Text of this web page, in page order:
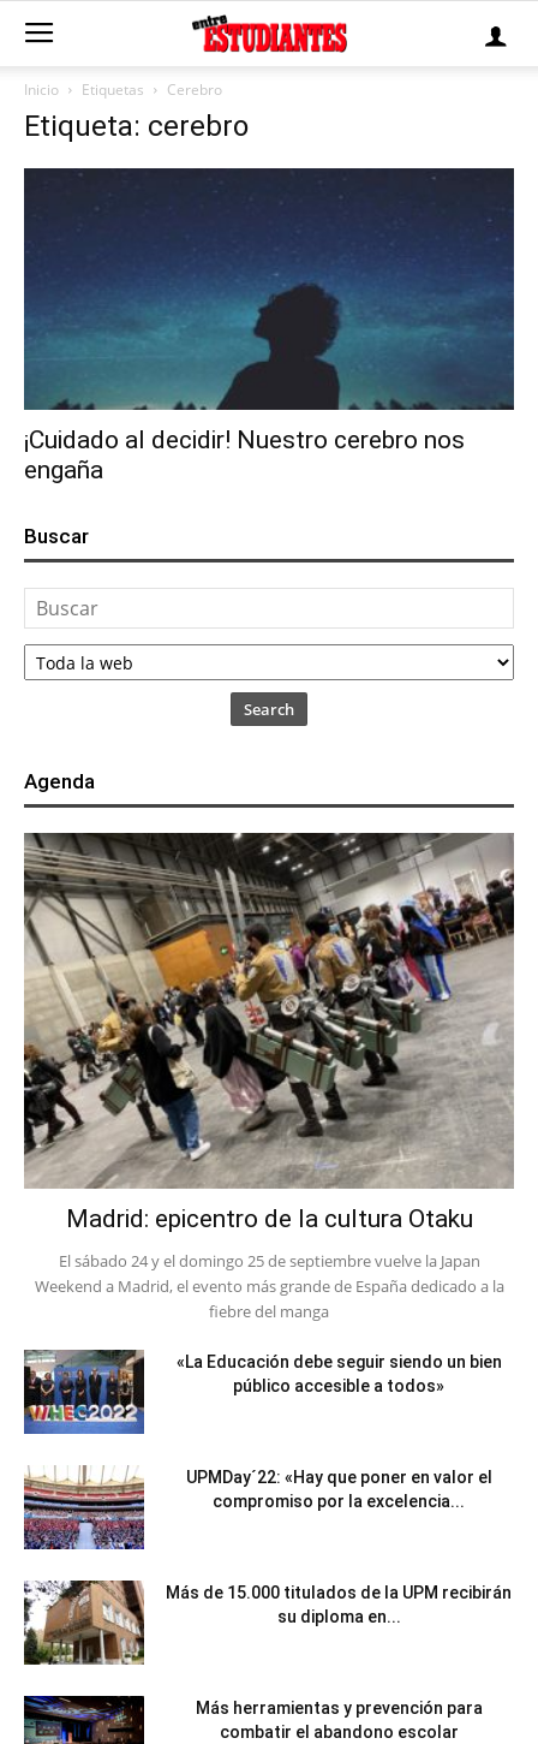
Inicio Etiquetas Cerebro
Etiqueta: cerebro
¡Cuidado al decidir! Nuestro cerebro nos
engaña
Buscar
Search
Agenda
Madrid: epicentro de la cultura Otaku
El sábado 24 y el domingo 25 de septiembre vuelve la Japan
Weekend a Madrid, el evento más grande de España dedicado a la
fiebre del manga
«La Educación debe seguir siendo un bien
público accesible a todos»
UPMDay´22: «Hay que poner en valor el
compromiso por la excelencia...
Más de 15.000 titulados de la UPM recibirán
su diploma en...
Más herramientas y prevención para
combatir el abandono escolar